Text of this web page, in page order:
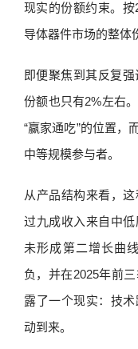
现实的份额约束。
导体器件市场的整体
即便聚焦到其反复
份额也只有2%左右
“赢家通吃”的位置，
中等规模参与者。
从产品结构来看，
过九成收入来自中
未形成第二增长曲
负，并在2025年前
露了一个现实：技
动到来。